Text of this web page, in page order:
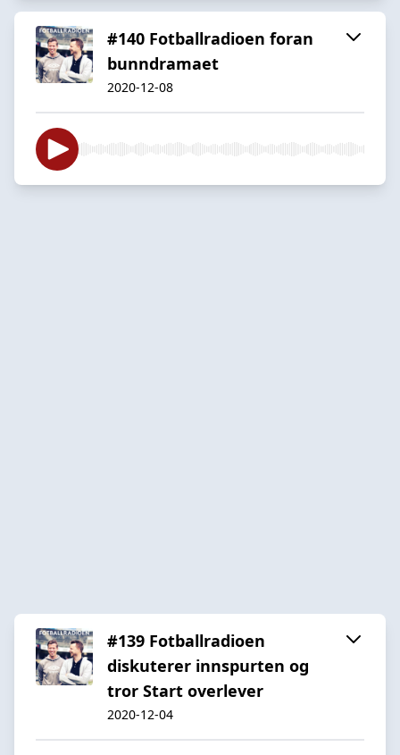
#140 Fotballradioen foran
bunndramaet
2020-12-08
#139 Fotballradioen
diskuterer innspurten og
tror Start overlever
2020-12-04